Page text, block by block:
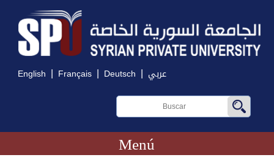
English | Français | Deutsch | عربي
Menú